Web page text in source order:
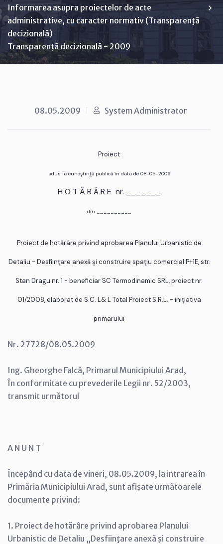
Informarea asupra proiectelor de acte
administrative, cu caracter normativ (Transparenţă
decizională)
Transparență decizională - 2009
08.05.2009 System Administrator
Proiect
adus la cunoştinţă publică în data de 08-05-2009
H O T Ă R Â R E nr. _______
din __________
Proiect de hotărâre privind aprobarea Planului Urbanistic de
Detaliu - Desfiinţare anexă şi construire spaţiu comercial P+1E, str.
Stan Dragu nr. 1 - beneficiar SC Termodinamic SRL, proiect nr.
01/2008, elaborat de S.C. L& L Total Proiect S.R.L. - iniţiativa
primarului
Nr. 27728/08.05.2009
Ing. Gheorghe Falcă, Primarul Municipiului Arad,
În conformitate cu prevederile Legii nr. 52/2003,
transmit următorul
A N U N Ţ
Începând cu data de vineri, 08.05.2009, la intrarea în
Primăria Municipiului Arad, sunt afişate următoarele
documente privind:
1. Proiect de hotărâre privind aprobarea Planului
Urbanistic de Detaliu „Desfiinţare anexă şi construire